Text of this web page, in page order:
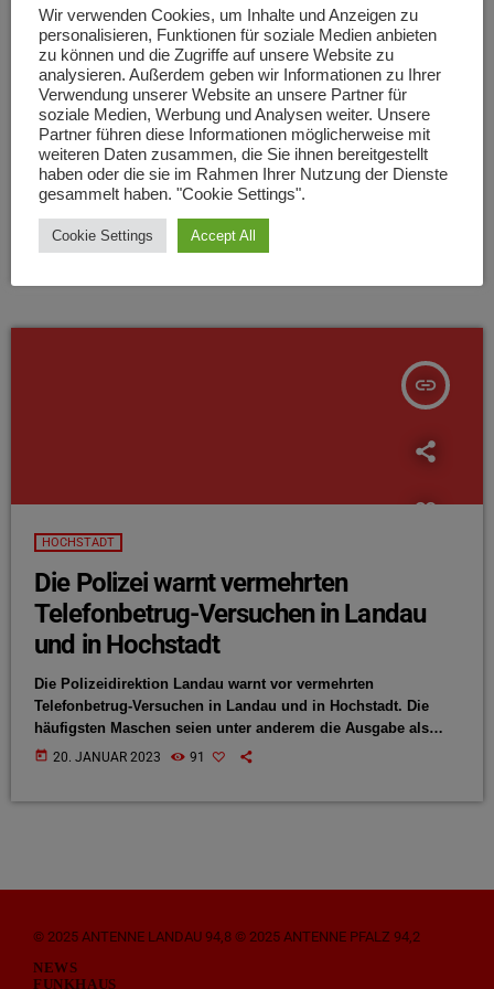
HOCHSTADT
Topflappen war Brandursache in
Hochstadt
Ein Topflappen verursacht 300.000 Euro Schaden. Ein
Gutachten hat sich jetzt mit dem Brand in Hochstadt
Einfamilienhaus zerstört. Eine Person kam damals mit
Rauchgasvergiftung ins Krankenhaus. Wie sich laut Bericht
22. MAI 2023
insert_link
HOCHSTADT
Die Polizei warnt vermehrten
Telefonbetrug-Versuchen in Landau
und in Hochstadt
Die Polizeidirektion Landau warnt vor vermehrten
Telefonbetrug-Versuchen in Landau und in Hochstadt. Die
häufigsten Maschen seien unter anderem die Ausgabe als
falsche Polizeibeamtinnen und -Beamte und Schockanrufe,
today 20. JANUAR 2023 91
© 2025 ANTENNE LANDAU 94,8 © 2025 ANTENNE PFALZ 94,2
NEWS
FUNKHAUS
Wir verwenden Cookies, um Inhalte und Anzeigen zu
personalisieren, Funktionen für soziale Medien anbieten
zu können und die Zugriffe auf unsere Website zu
analysieren. Außerdem geben wir Informationen zu Ihrer
Verwendung unserer Website an unsere Partner für
soziale Medien, Werbung und Analysen weiter. Unsere
Partner führen diese Informationen möglicherweise mit
weiteren Daten zusammen, die Sie ihnen bereitgestellt
haben oder die sie im Rahmen Ihrer Nutzung der Dienste
gesammelt haben. "Cookie Settings".
Cookie Settings Accept All